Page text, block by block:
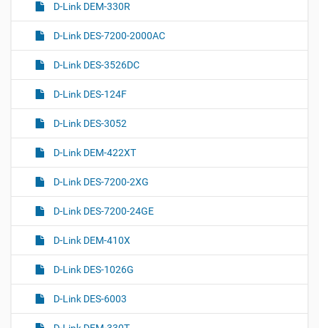
D-Link DEM-330R
D-Link DES-7200-2000AC
D-Link DES-3526DC
D-Link DES-124F
D-Link DES-3052
D-Link DEM-422XT
D-Link DES-7200-2XG
D-Link DES-7200-24GE
D-Link DEM-410X
D-Link DES-1026G
D-Link DES-6003